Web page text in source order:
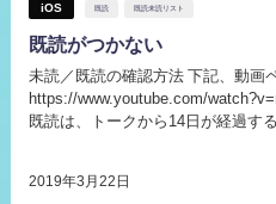
iOS 既読 既読未読リスト
既読がつかない
2019年3月22日
未読／既読の確認方法 下記、動画
https://www.youtube.com/
既読は、トークから14日が経過す